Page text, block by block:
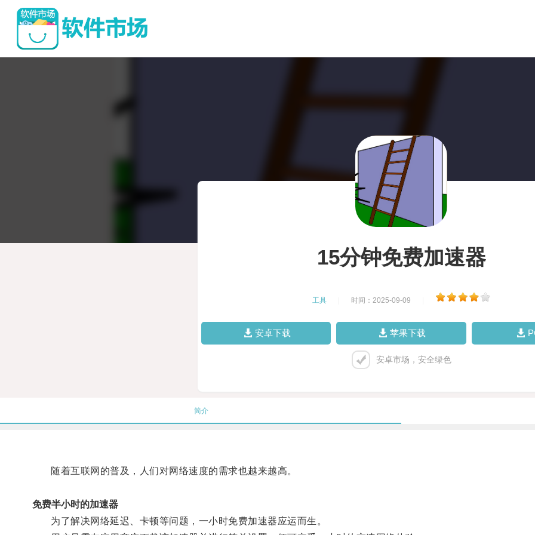
15分钟免费加速器
工具 时间：2025-09-09
安卓下载 苹果下载
安卓市场，安全绿色
简介
随着互联网的普及，人们对网络速度的需求也越来越高。
免费半小时的加速器
为了解决网络延迟、卡顿等问题，一小时免费加速器应运而生。